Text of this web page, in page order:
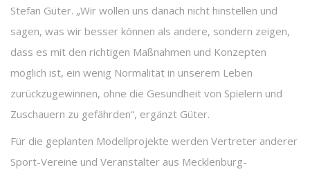
Stefan Güter. „Wir wollen uns danach nicht hinstellen und
sagen, was wir besser können als andere, sondern zeigen,
dass es mit den richtigen Maßnahmen und Konzepten
möglich ist, ein wenig Normalität in unserem Leben
zurückzugewinnen, ohne die Gesundheit von Spielern und
Zuschauern zu gefährden“, ergänzt Güter.
Für die geplanten Modellprojekte werden Vertreter anderer
Sport-Vereine und Veranstalter aus Mecklenburg-